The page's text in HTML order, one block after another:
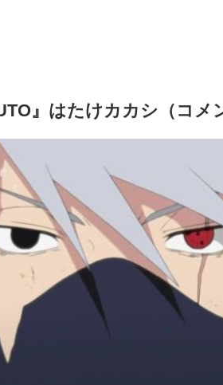
』はたけカカシ（コメ